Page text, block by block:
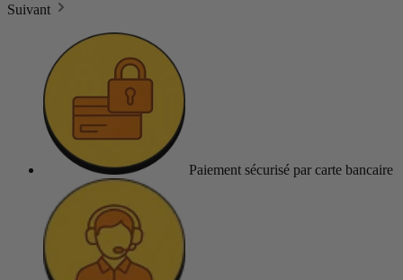
Suivant
Paiement sécurisé par carte bancaire